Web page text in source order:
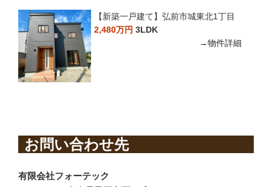
【新築一戸建て】弘前市城東北1丁目
2,480万円 3LDK
→物件詳細
お問い合わせ先
有限会社フォーテック